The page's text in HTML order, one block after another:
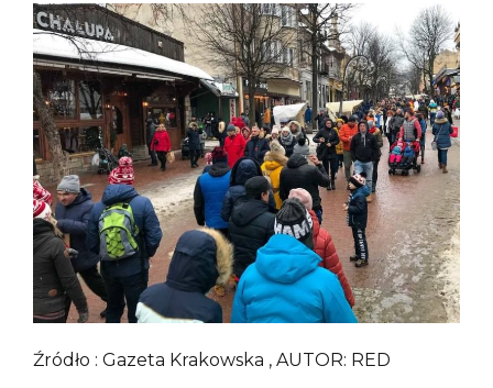
Źródło : Gazeta Krakowska , AUTOR: RED